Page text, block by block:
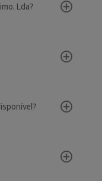
Lda?